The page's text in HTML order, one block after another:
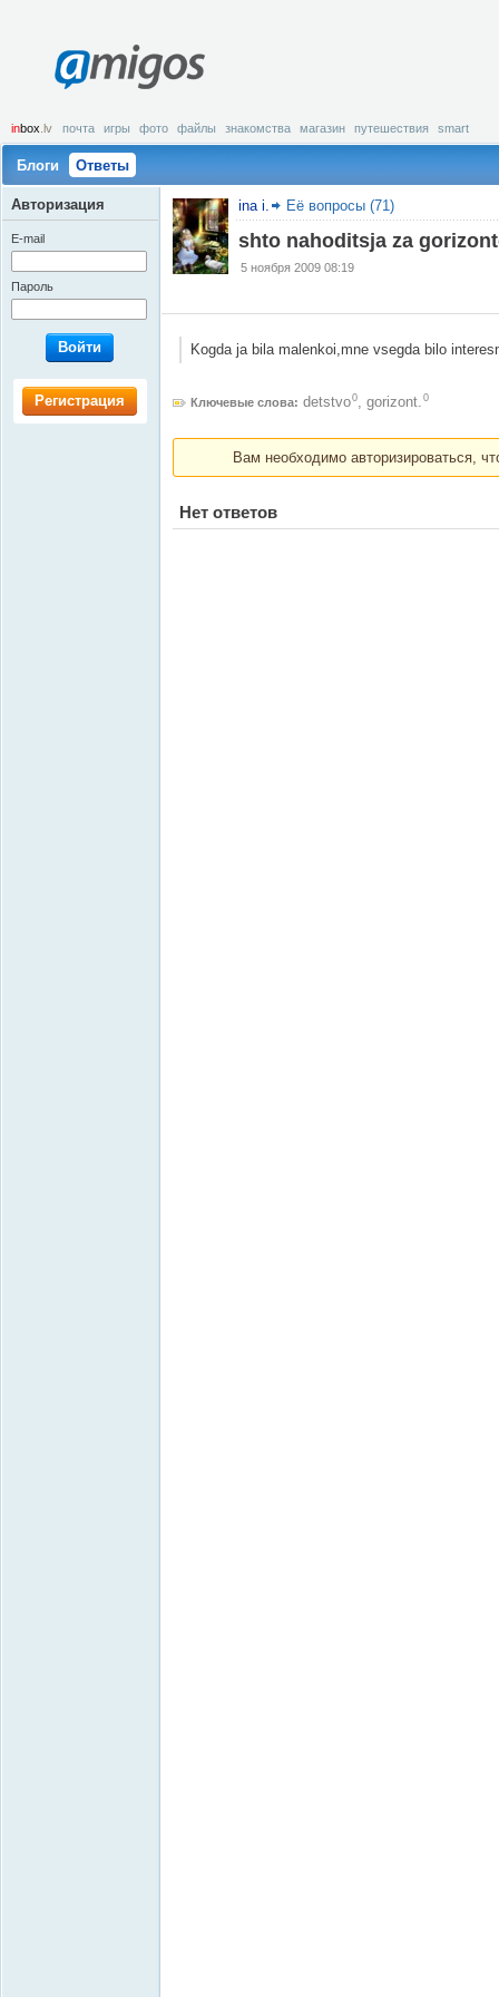
amigos
inbox .lv почта игры фото файлы знакомства магазин путешествия smart
Блоги Ответы
ina i. Её вопросы (71)
shto nahoditsja za
5 ноября 2009 08:19
Kogda ja bila malenkoi,mne vsegda bilo
Ключевые слова: detstvo0, gorizont. 0
Вам необходимо авторизироваться,
Нет ответов
Авторизация
E-mail
Пароль
Войти
Регистрация